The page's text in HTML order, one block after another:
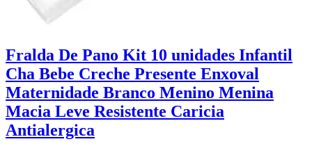
Fralda De Pano Kit 10 unidades Infantil
Cha Bebe Creche Presente Enxoval
Maternidade Branco Menino Menina
Macia Leve Resistente Caricia
Antialergica